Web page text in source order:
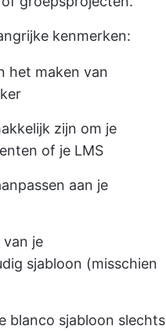
kenmerken:
het maken van
zijn om je
of je LMS
aan je
je
sjabloon (misschien
blanco sjabloon slechts